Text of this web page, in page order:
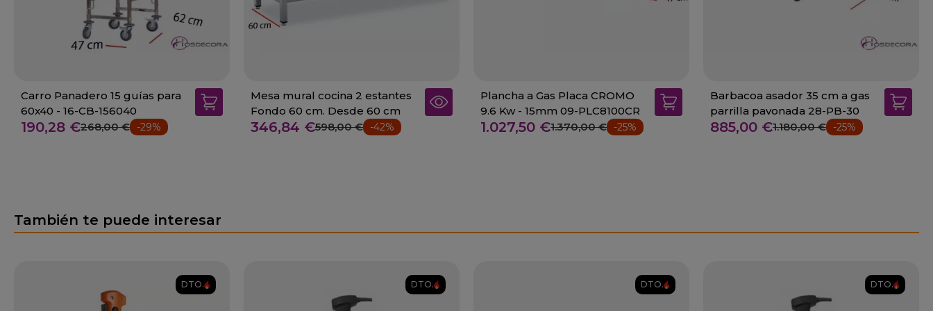
Carro Panadero 15 guías para
60x40 - 16-CB-156040
190,28 €268,00 € -29%
Mesa mural cocina 2 estantes
Fondo 60 cm. Desde 60 cm
346,84 €598,00 € -42%
Plancha a Gas Placa CROMO
9.6 Kw - 15mm 09-PLC8100CR
1.027,50 €1.370,00 € -25%
Barbacoa asador 35 cm a gas
parrilla pavonada 28-PB-30
885,00 €1.180,00 € -25%
También te puede interesar
DTO. DTO. DTO. DTO.